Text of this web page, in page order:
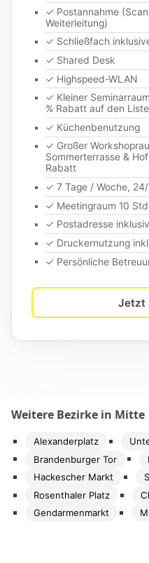
✓ Postannahme
Weiterleitung)
✓ Schließfach
✓ Shared Desk
✓ Highspeed-WLAN
✓ Kleiner
% Rabatt auf den
✓ Küchenbenutzung
✓ Großer
Sommerterrasse &
Rabatt
✓ 7 Tage / Woche,
✓ Meetingraum 10
✓ Postadresse
✓ Druckernutzung
✓ Persönliche
Jetzt
Weitere Bezirke in Mitte
Alexanderplatz
Brandenburger Tor
Hackescher Markt
Rosenthaler Platz
Gendarmenmarkt